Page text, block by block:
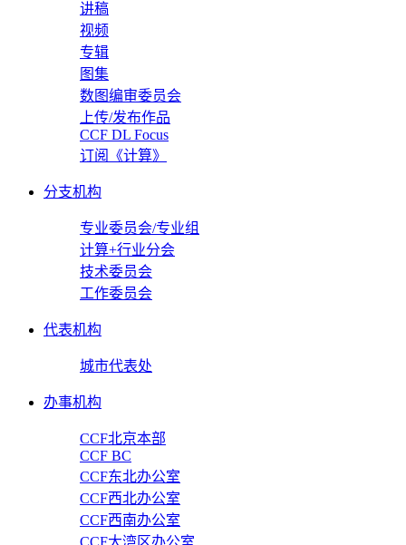
讲稿
视频
专辑
图集
数图编审委员会
上传/发布作品
CCF DL Focus
订阅《计算》
分支机构
专业委员会/专业组
计算+行业分会
技术委员会
工作委员会
代表机构
城市代表处
办事机构
CCF北京本部
CCF BC
CCF东北办公室
CCF西北办公室
CCF西南办公室
CCF大湾区办公室